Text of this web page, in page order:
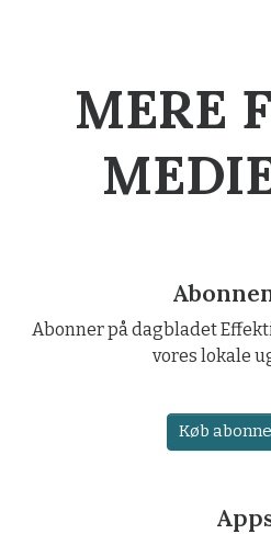
MERE
Abonner på dagbladet
vores lokale
Køb